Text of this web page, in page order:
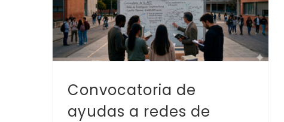
Convocatoria de
ayudas a redes de